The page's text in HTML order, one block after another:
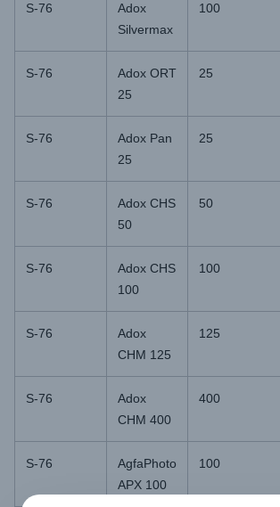
S-76
Adox
Silvermax
100
S-76
Adox ORT
25
25
S-76
Adox Pan
25
25
S-76
Adox CHS
50
50
S-76
Adox CHS
100
100
S-76
Adox
CHM 125
125
S-76
Adox
CHM 400
400
S-76
AgfaPhoto
APX 100
100